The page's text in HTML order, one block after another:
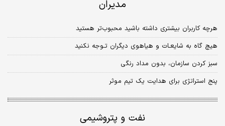
مدیران
هرچه کاربران بیشتری داشته باشید محبوب‌تر هستید
هیچ گاه به شایعـات و هیاهوی دیگران تـوجه نکنید
سبز کردن سازمان، بدون مداد رنگی
پنج استراتژی برای هدایت یک تیم موثر
نفت و پتروشیمی